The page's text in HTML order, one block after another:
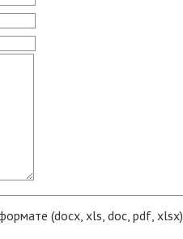
(docx, xls, doc, pdf, xlsx)